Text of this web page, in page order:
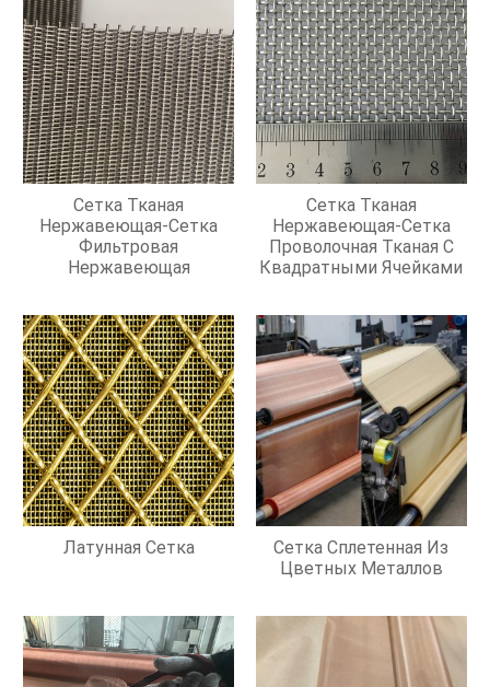
Сетка Тканая
Нержавеющая-Сетка
Фильтровая
Нержавеющая
Сетка Тканая
Нержавеющая-Сетка
Проволочная Тканая С
Квадратными Ячейками
Латунная Сетка
Сетка Сплетенная Из
Цветных Металлов